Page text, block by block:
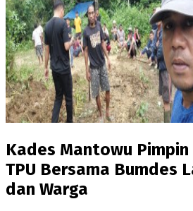
Kades Mantowu
TPU Bersama Bumdes
dan Warga